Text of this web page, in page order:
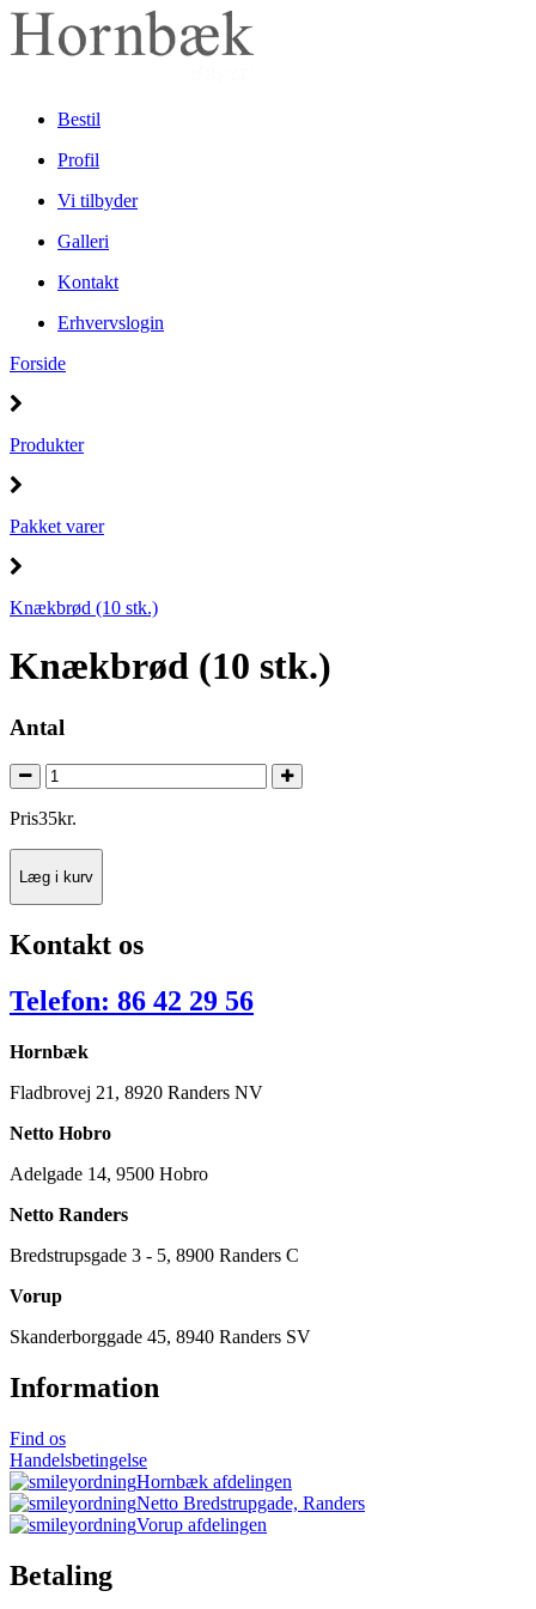
Bestil
Profil
Vi tilbyder
Galleri
Kontakt
Erhvervslogin
Forside
Produkter
Pakket varer
Knækbrød (10 stk.)
Knækbrød (10 stk.)
Antal
Pris35kr.
Læg i kurv
Kontakt os
Telefon: 86 42 29 56
Hornbæk
Fladbrovej 21, 8920 Randers NV
Netto Hobro
Adelgade 14, 9500 Hobro
Netto Randers
Bredstrupsgade 3 - 5, 8900 Randers C
Vorup
Skanderborggade 45, 8940 Randers SV
Information
Find os
Handelsbetingelse
Hornbæk afdelingen
Netto Bredstrupgade, Randers
Vorup afdelingen
Betaling